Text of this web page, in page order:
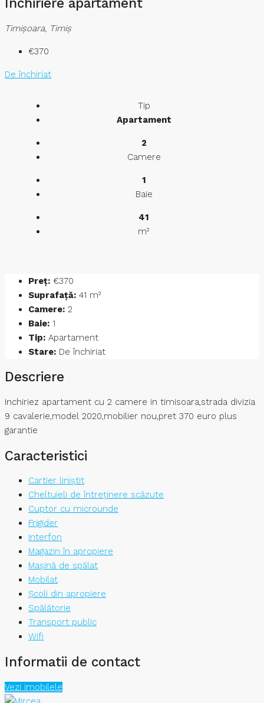
Timişoara, Timiș
€370
De închiriat
Tip
Apartament
2
Camere
1
Baie
41
m²
Preț: €370
Suprafață: 41 m²
Camere: 2
Baie: 1
Tip: Apartament
Stare: De închiriat
Descriere
Inchiriez apartament cu 2 camere in timisoara,strada divizia
9 cavalerie,model 2020,mobilier nou,pret 370 euro plus
garantie
Caracteristici
Cartier liniștit
Cheltuieli de întreținere scăzute
Cuptor cu microunde
Frigider
Interfon
Magazin în apropiere
Mașină de spălat
Mobilat
Școli din apropiere
Spălătorie
Transport public
Wifi
Informatii de contact
Vezi imobilele